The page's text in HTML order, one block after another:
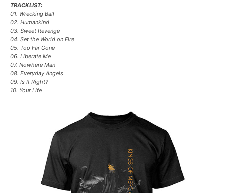
TRACKLIST:
01. Wrecking Ball
02. Humankind
03. Sweet Revenge
04. Set the World on Fire
05. Too Far Gone
06. Liberate Me
07. Nowhere Man
08. Everyday Angels
09. Is It Right?
10. Your Life